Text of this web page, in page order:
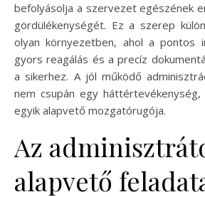
befolyásolja a szervezet egészének
gördülékenységét. Ez a szerep
olyan környezetben, ahol a pontos
gyors reagálás és a precíz
a sikerhez. A jól működő
nem csupán egy
egyik alapvető mozgatórugója.
Az
alapvető